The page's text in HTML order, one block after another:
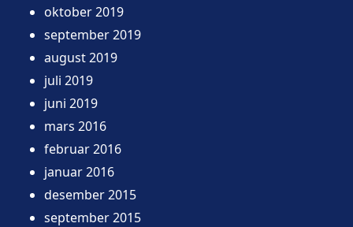
oktober 2019
september 2019
august 2019
juli 2019
juni 2019
mars 2016
februar 2016
januar 2016
desember 2015
september 2015